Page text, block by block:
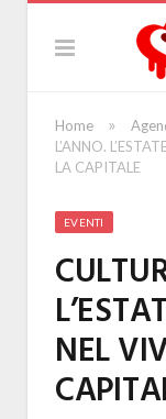
Home »
L’ANNO.
LA CAPITALE
EVENTI
NEL